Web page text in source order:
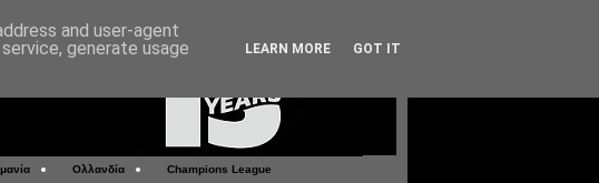
Ολλανδία Champions League
and user-agent
generate usage
LEARN MORE GOT IT